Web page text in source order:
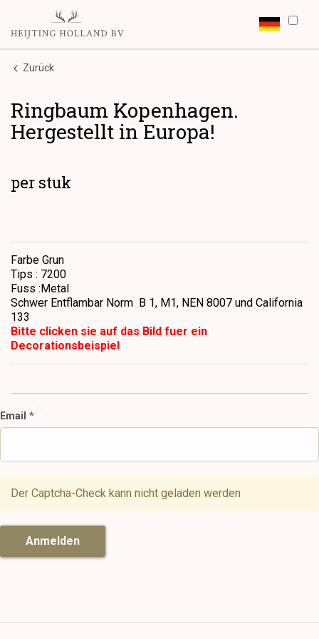
Zurück
Ringbaum Kopenhagen.
Hergestellt in Europa!
per stuk
Farbe Grun
Tips : 7200
Fuss :Metal
Schwer Entflambar Norm B 1, M1, NEN 8007 und California
133
Bitte clicken sie auf das Bild fuer ein
Decorationsbeispiel
Email
Der Captcha-Check kann nicht geladen werden
Anmelden